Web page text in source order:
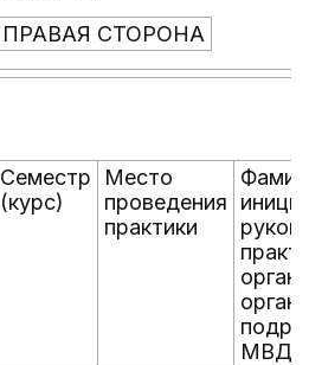
ПРАВАЯ СТОРОНА
Семестр
(курс)
Место
проведения
практики
МВД